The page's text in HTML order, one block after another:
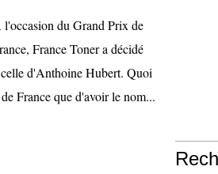
l'occasion du Grand Prix de
France Toner a décidé
d'Anthoine Hubert. Quoi
France que d'avoir le nom...